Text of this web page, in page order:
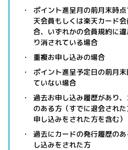
ポイント進呈月の前月末時
天会員もしくは楽天カード
合、いずれかの会員規約に
り消されている場合
重複お申し込みの場合
ポイント進呈予定日の前月
ていない場合
過去お申し込み履歴があり
のある方（すでに退会され
申し込みをされた方を含む）
過去にカードの発行履歴の
し込みをされた方